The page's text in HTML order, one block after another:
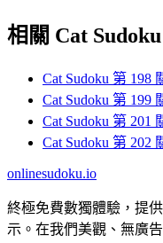
相關 Cat
Cat Sudoku 第 198
Cat Sudoku 第 199
Cat Sudoku 第 201
Cat Sudoku 第 202
onlinesudoku.io
終極免費數獨體驗，提
示。在我們美觀、無廣